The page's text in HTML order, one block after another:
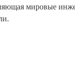
мировые